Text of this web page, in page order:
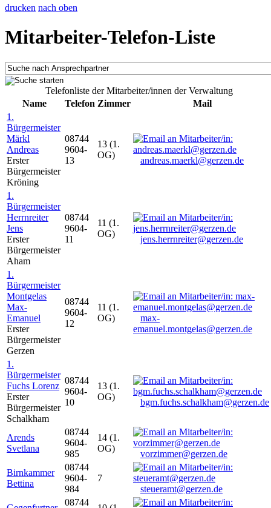
drucken nach oben
Mitarbeiter-Telefon-Liste
Telefonliste der Mitarbeiter/innen der Verwaltung
Name
Telefon Zimmer
Mail
1.
Bürgermeister
Märkl
Andreas
Erster
Bürgermeister
Kröning
08744
9604-
13
13 (1.
OG)
andreas.maerkl@gerzen.de
1.
Bürgermeister
Herrnreiter
Jens
Erster
Bürgermeister
Aham
08744
9604-
11
11 (1.
OG)
jens.herrnreiter@gerzen.de
1.
Bürgermeister
Montgelas
Max-
Emanuel
Erster
Bürgermeister
Gerzen
08744
9604-
12
11 (1.
OG)
max-
emanuel.montgelas@gerzen.de
1.
Bürgermeister
Fuchs Lorenz
Erster
Bürgermeister
Schalkham
08744
9604-
10
13 (1.
OG)
bgm.fuchs.schalkham@gerzen.de
Arends
Svetlana
08744
9604-
985
14 (1.
OG)
vorzimmer@gerzen.de
Birnkammer
Bettina
08744
9604-
984
7
steueramt@gerzen.de
08744